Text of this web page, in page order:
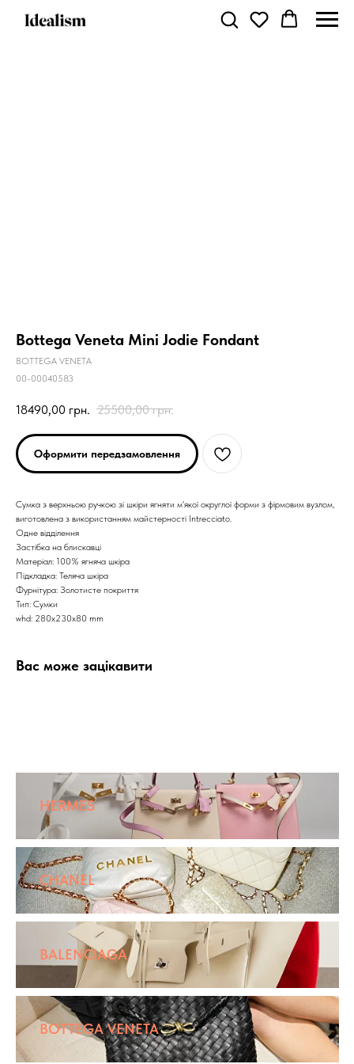
Bottega Veneta Mini Jodie Fondant
BOTTEGA VENETA
00-00040583
18490,00 грн. 25500,00 грн.
Оформити передзамовлення
Сумка з верхньою ручкою зі шкіри ягняти м'якої округлої форми з фірмовим вузлом,
виготовлена з використанням майстерності Intrecciato.
Одне відділення
Застібка на блискавці
Матеріал: 100% ягняча шкіра
Підкладка: Теляча шкіра
Фурнітура: Золотисте покриття
Тип: Сумки
whd: 280x230x80 mm
Вас може зацікавити
HERMES
CHANEL
BALENCIAGA
BOTTEGA VENETA